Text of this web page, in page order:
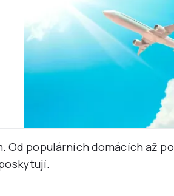
Od populárních domácích až po